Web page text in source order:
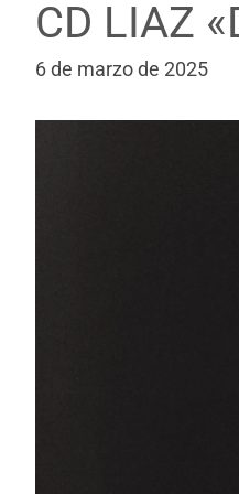
CD LIAZ
6 de marzo de 2025